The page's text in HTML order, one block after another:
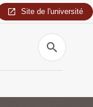
Site de l'université
Recherche